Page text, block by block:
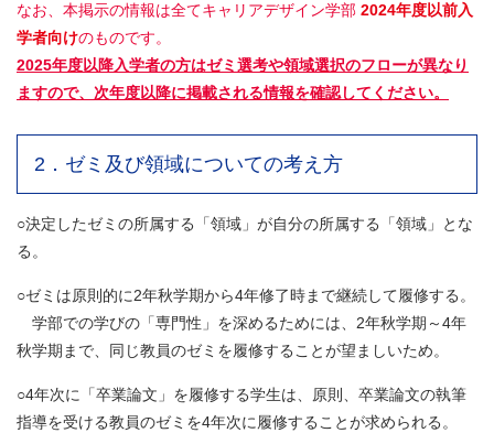
なお、本掲示の情報は全てキャリアデザイン学部 2024年度以前入
学者向けのものです。
2025年度以降入学者の方はゼミ選考や領域選択のフローが異なり
ますので、次年度以降に掲載される情報を確認してください。
2．ゼミ及び領域についての考え方
○決定したゼミの所属する「領域」が自分の所属する「領域」とな
る。
○ゼミは原則的に2年秋学期から4年修了時まで継続して履修する。
学部での学びの「専門性」を深めるためには、2年秋学期～4年
秋学期まで、同じ教員のゼミを履修することが望ましいため。
○4年次に「卒業論文」を履修する学生は、原則、卒業論文の執筆
指導を受ける教員のゼミを4年次に履修することが求められる。